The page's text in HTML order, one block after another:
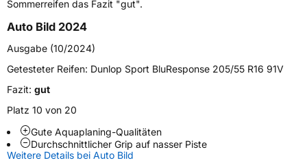
Generelle Merkmale
FahrzeugtypPKW
VerwendungSommerreifen
Modellname
FahrzeugartPKW & SUV
Weitere Eigenschaften
Sommerreifen das Fazit "gut".
Auto Bild 2024
Ausgabe (10/2024)
Getesteter Reifen: Dunlop Sport BluResponse 205/55 R16 91V
Fazit: gut
Platz 10 von 20
Gute Aquaplaning-Qualitäten
Durchschnittlicher Grip auf nasser Piste
Weitere Details bei Auto Bild